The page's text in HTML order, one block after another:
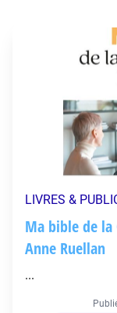
LIVRES &
Ma bible de
Anne Ruellan
...